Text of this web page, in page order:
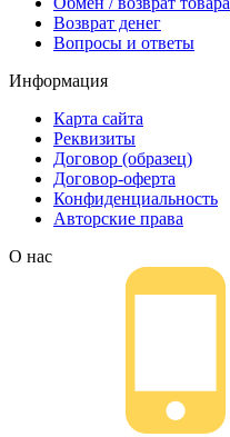
Возврат денег
Вопросы и ответы
Информация
Карта сайта
Реквизиты
Договор (образец)
Договор-оферта
Конфиденциальность
Авторские права
О нас